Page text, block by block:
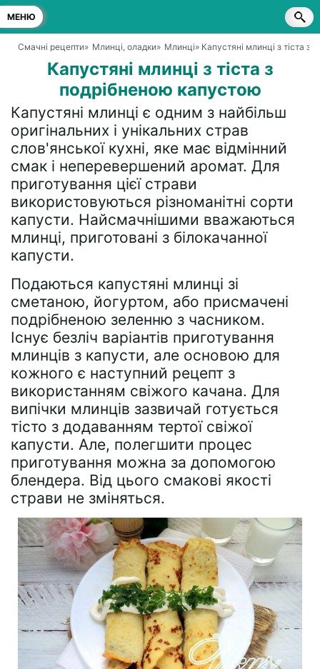
МЕНЮ
Смачні рецепти» Млинці, оладки» Млинці» Капустяні млинці з тіста з
Капустяні млинці з тіста з
подрібненою капустою
Капустяні млинці є одним з найбільш
оригінальних і унікальних страв
слов'янської кухні, яке має відмінний
смак і неперевершений аромат. Для
приготування цієї страви
використовуються різноманітні сорти
капусти. Найсмачнішими вважаються
млинці, приготовані з білокачанної
капусти.
Подаються капустяні млинці зі
сметаною, йогуртом, або присмачені
подрібненою зеленню з часником.
Існує безліч варіантів приготування
млинців з капусти, але основою для
кожного є наступний рецепт з
використанням свіжого качана. Для
випічки млинців зазвичай готується
тісто з додаванням тертої свіжої
капусти. Але, полегшити процес
приготування можна за допомогою
блендера. Від цього смакові якості
страви не зміняться.